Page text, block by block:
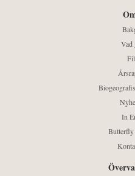
Vad
In
Butterfly